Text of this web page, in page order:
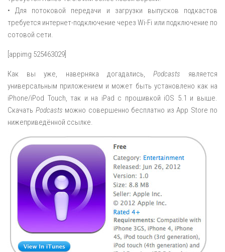
• Для потоковой передачи и загрузки выпусков подкастов
требуется интернет-подключение через Wi-Fi или подключение по
сотовой сети.
[appimg 525463029]
Как вы уже, наверняка догадались, Podcasts является
универсальным приложением и может быть установлено как на
iPhone/iPod Touch, так и на iPad с прошивкой iOS 5.1 и выше.
Скачать Podcasts можно совершенно бесплатно из App Store по
нижеприведённой ссылке.